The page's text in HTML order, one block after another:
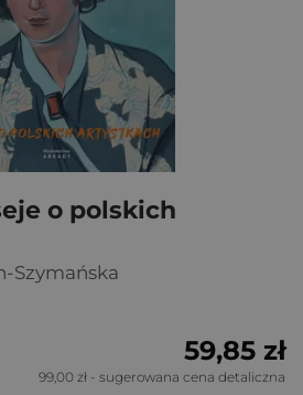
o polskich
Szymańska
59,85 zł
99,00 zł - sugerowana cena detaliczna